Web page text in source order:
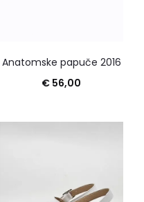
Anatomske papuče 2016
€ 56,00